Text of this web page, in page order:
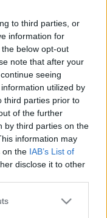
to third parties, or
information for
below opt-out
note that after your
seeing
utilized by
third parties prior to
of the further
by third parties on the
information may
on the IAB’s List of
disclose it to other
or more Google
τις πρώτες 65
Google